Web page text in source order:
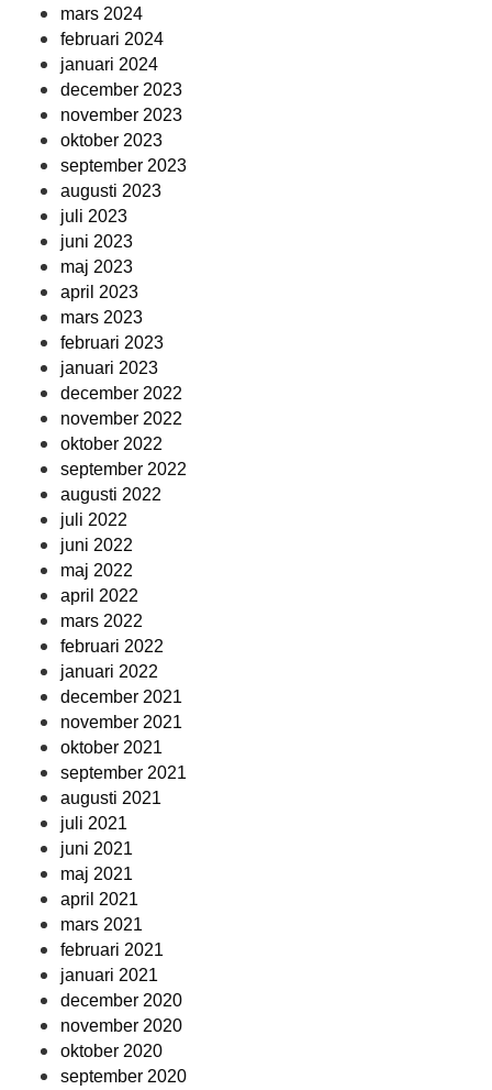
mars 2024
februari 2024
januari 2024
december 2023
november 2023
oktober 2023
september 2023
augusti 2023
juli 2023
juni 2023
maj 2023
april 2023
mars 2023
februari 2023
januari 2023
december 2022
november 2022
oktober 2022
september 2022
augusti 2022
juli 2022
juni 2022
maj 2022
april 2022
mars 2022
februari 2022
januari 2022
december 2021
november 2021
oktober 2021
september 2021
augusti 2021
juli 2021
juni 2021
maj 2021
april 2021
mars 2021
februari 2021
januari 2021
december 2020
november 2020
oktober 2020
september 2020